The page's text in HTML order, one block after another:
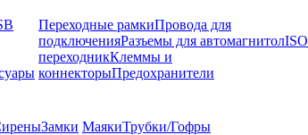
Переходные рамкиПровода для
подключенияРазъемы для автомагнитолISO
переходникКлеммы и
коннекторыПредохранители
Замки МаякиТрубки/Гофры